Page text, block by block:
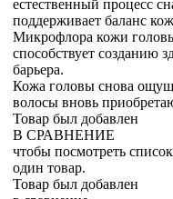
естественный процесс
поддерживает баланс
Микрофлора кожи
способствует созданию
барьера.
Кожа головы снова
волосы вновь
Товар был добавлен
В СРАВНЕНИЕ
чтобы посмотреть
один товар.
Товар был добавлен